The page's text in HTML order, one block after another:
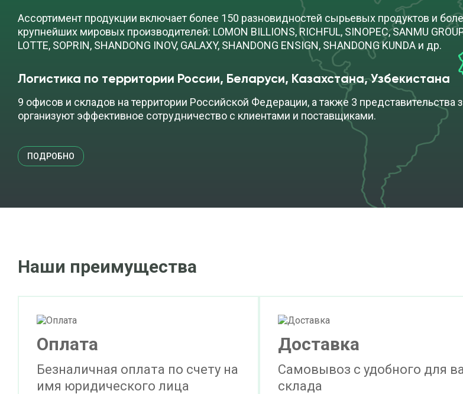
Ассортимент продукции включает более 150 разновидностей сырьевых продуктов и
крупнейших мировых производителей: LOMON BILLIONS, RICHFUL, SINOPEC, SANMU
LOTTE, SOPRIN, SHANDONG INOV, GALAXY, SHANDONG ENSIGN, SHANDONG KUNDA и др.
Логистика по территории России, Беларуси, Казахстана, Узбекистана
9 офисов и складов на территории Российской Федерации, а также 3 представительства
организуют эффективное сотрудничество с клиентами и поставщиками.
ПОДРОБНО
Наши преимущества
Оплата
Безналичная оплата по счету на
имя юридического лица
Доставка
Самовывоз с удобного для
склада